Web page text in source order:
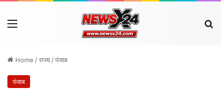
Menu
Home /राज्य /पंजाब
पंजाब